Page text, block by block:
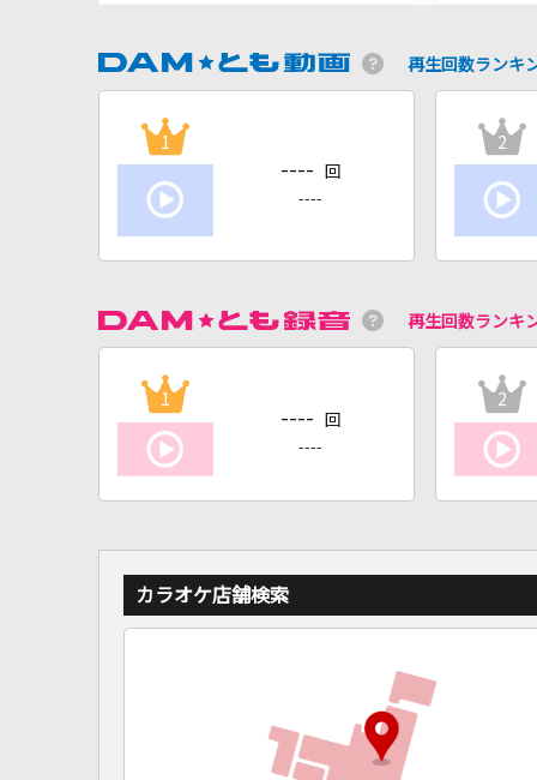
再生回数ランキ
1
---- 回
----
2
再生回数ランキ
1
---- 回
----
2
カラオケ店舗検索